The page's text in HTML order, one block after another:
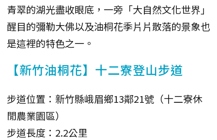
青翠的湖光盡收眼底，一旁「大自然文化世界」
醒目的彌勒大佛以及油桐花季片片散落的景象也
是這裡的特色之一。
【新竹油桐花】十二寮登山步道
步道位置：新竹縣峨眉鄉13鄰21號（十二寮休
閒農業園區）
步道長度：2.2公里